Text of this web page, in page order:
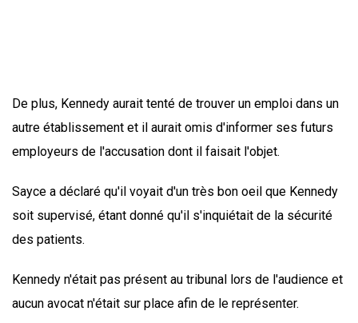
De plus, Kennedy aurait tenté de trouver un emploi dans un
autre établissement et il aurait omis d'informer ses futurs
employeurs de l'accusation dont il faisait l'objet.
Sayce a déclaré qu'il voyait d'un très bon oeil que Kennedy
soit supervisé, étant donné qu'il s'inquiétait de la sécurité
des patients.
Kennedy n'était pas présent au tribunal lors de l'audience et
aucun avocat n'était sur place afin de le représenter.